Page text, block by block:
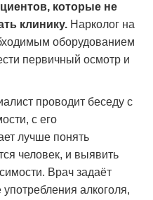
которые не
клинику. Нарколог на
оборудованием
первичный осмотр и
проводит беседу с
с его
лучше понять
человек, и выявить
Врач задаёт
алкоголя,